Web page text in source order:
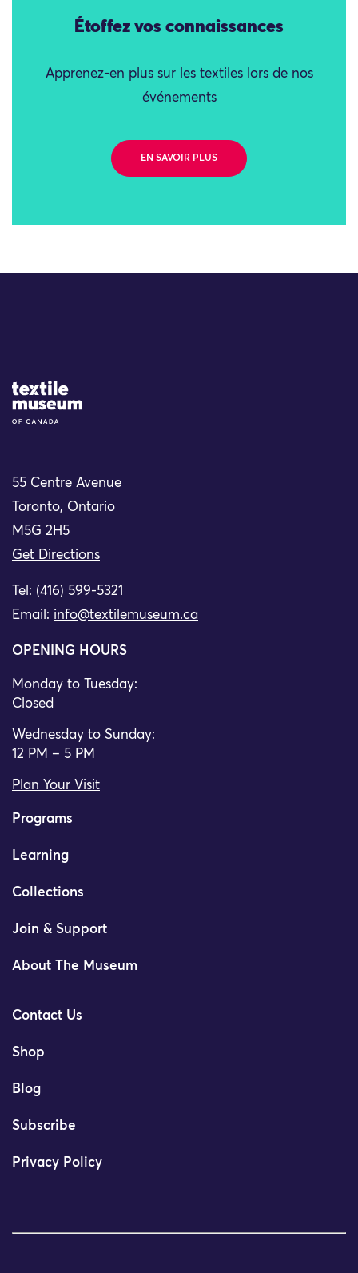
Étoffez vos connaissances
Apprenez-en plus sur les textiles lors de nos
événements
EN SAVOIR PLUS
Site Logo
55 Centre Avenue
Toronto, Ontario
M5G 2H5
Get Directions
Tel: (416) 599-5321
Email: info@textilemuseum.ca
OPENING HOURS
Monday to Tuesday:
Closed
Wednesday to Sunday:
12 PM – 5 PM
Plan Your Visit
Programs
Learning
Collections
Join & Support
About The Museum
Contact Us
Shop
Blog
Subscribe
Privacy Policy